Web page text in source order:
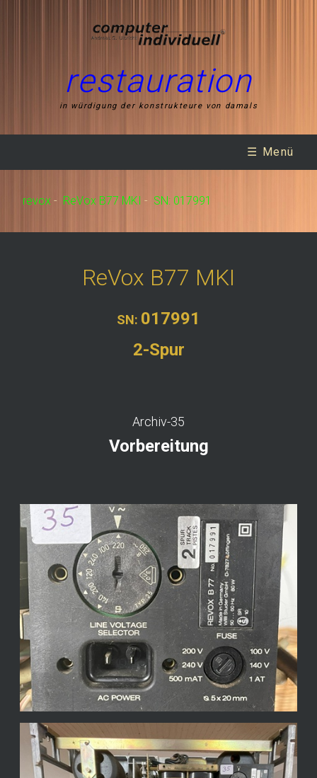
restauration
in würdigung der konstrukteure von damals
☰ Menü
revox - ReVox B77 MKI - SN: 017991
ReVox B77 MKI
SN: 017991
2-Spur
Archiv-35
Vorbereitung